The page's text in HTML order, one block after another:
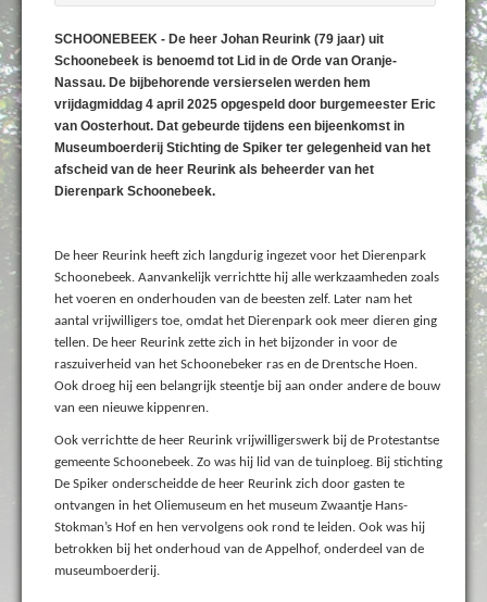
SCHOONEBEEK - De heer Johan Reurink (79 jaar) uit
Schoonebeek is benoemd tot Lid in de Orde van Oranje-
Nassau. De bijbehorende versierselen werden hem
vrijdagmiddag 4 april 2025 opgespeld door burgemeester Eric
van Oosterhout. Dat gebeurde tijdens een bijeenkomst in
Museumboerderij Stichting de Spiker ter gelegenheid van het
afscheid van de heer Reurink als beheerder van het
Dierenpark Schoonebeek.
De heer Reurink heeft zich langdurig ingezet voor het Dierenpark
Schoonebeek. Aanvankelijk verrichtte hij alle werkzaamheden zoals
het voeren en onderhouden van de beesten zelf. Later nam het
aantal vrijwilligers toe, omdat het Dierenpark ook meer dieren ging
tellen. De heer Reurink zette zich in het bijzonder in voor de
raszuiverheid van het Schoonebeker ras en de Drentsche Hoen.
Ook droeg hij een belangrijk steentje bij aan onder andere de bouw
van een nieuwe kippenren.
Ook verrichtte de heer Reurink vrijwilligerswerk bij de Protestantse
gemeente Schoonebeek. Zo was hij lid van de tuinploeg. Bij stichting
De Spiker onderscheidde de heer Reurink zich door gasten te
ontvangen in het Oliemuseum en het museum Zwaantje Hans-
Stokman’s Hof en hen vervolgens ook rond te leiden. Ook was hij
betrokken bij het onderhoud van de Appelhof, onderdeel van de
museumboerderij.